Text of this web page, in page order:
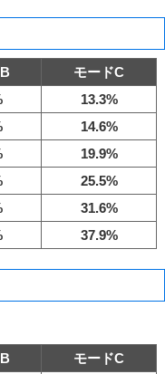
モードC
13.3%
14.6%
19.9%
25.5%
31.6%
37.9%
モードC